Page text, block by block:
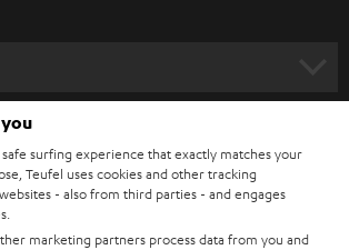
surfing experience that exactly matches your
Teufel uses cookies and other tracking
- also from third parties - and engages
marketing partners process data from you and